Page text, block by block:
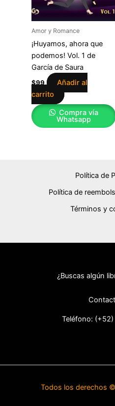
Amor y Romance
¡Huyamos, ahora que
podemos! Vol. 1 de
García de Saura
$99
Añadir al
carrito
Compra vía
Whatsapp
Política de
Política de
Términos y
¿Buscas algún
Teléfono: (+52)
Todos los derechos